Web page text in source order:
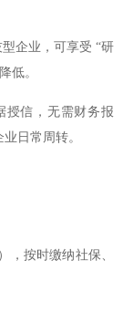
企业，可享受 “研
低。
授信，无需财务报
日常周转。
，按时缴纳社保、